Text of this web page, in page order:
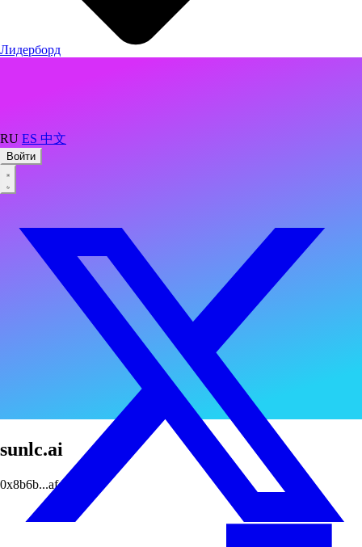
RU ES 中文
Войти
Лидерборд
sunlc.ai
0x8b6b...afd5